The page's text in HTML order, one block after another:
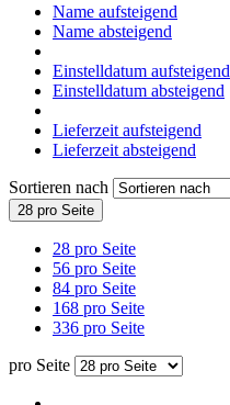
Name aufsteigend
Name absteigend
Einstelldatum aufsteigend
Einstelldatum absteigend
Lieferzeit aufsteigend
Lieferzeit absteigend
Sortieren nach
28 pro Seite
28 pro Seite
56 pro Seite
84 pro Seite
168 pro Seite
336 pro Seite
pro Seite